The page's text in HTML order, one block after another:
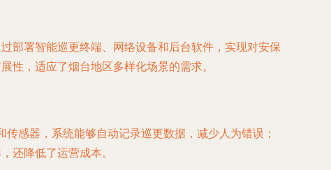
部署智能巡更终端、网络设备和后台软件，实现对安保
性，适应了烟台地区多样化场景的需求。
感器，系统能够自动记录巡更数据，减少人为错误；
还降低了运营成本。